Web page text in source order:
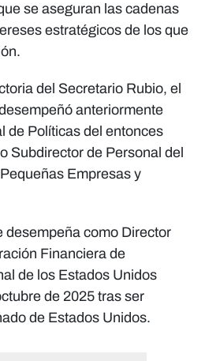
se aseguran las cadenas
estratégicos de los que
del Secretario Rubio, el
anteriormente
de Políticas del entonces
Subdirector de Personal del
Empresas y
desempeña como Director
Financiera de
de los Estados Unidos
de 2025 tras ser
de Estados Unidos.